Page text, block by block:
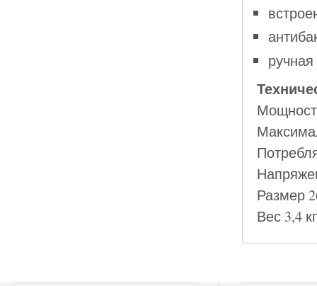
Размер
Вес 3,4 кг